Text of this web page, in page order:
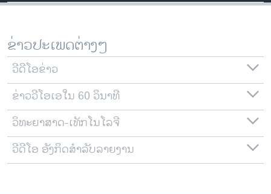
ຂ່າວປະເພດຕ່າງໆ
ວີດີໂອຂ່າວ
ຂ່າວວີໂອເອໃນ 60 ວິນາທີ
ວິທະຍາສາດ-ເທັກໂນໂລຈີ
ວີດີໂອ ອັງກິດສຳລັບລາຍງານ